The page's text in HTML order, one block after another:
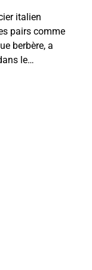
italien
pairs comme
berbère, a
le…